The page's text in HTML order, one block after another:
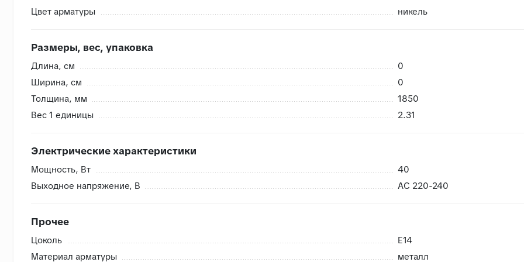
Цвет арматуры
никель
Размеры, вес, упаковка
Длина, cм
0
Ширина, cм
0
Толщина, мм
1850
Вес 1 единицы
2.31
Электрические характеристики
Мощность, Вт
40
Выходное напряжение, В
AC 220-240
Прочее
Цоколь
E14
Материал арматуры
металл
- Сверяем номера партий, чтобы избежать разнотона
- Проверяем на бой перед загрузкой, чтобы исключить возможность брака
- Привозим с запасом складские позиции, чтобы при приемке сразу заменить в случае каких либо повреждений при
- Храним на закрытом складе, коробки защищены от внешних воздействий, плитки не смерзаются